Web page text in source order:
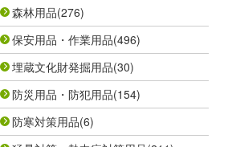
森林用品(276)
保安用品・作業用品(496)
埋蔵文化財発掘用品(30)
防災用品・防犯用品(154)
防寒対策用品(6)